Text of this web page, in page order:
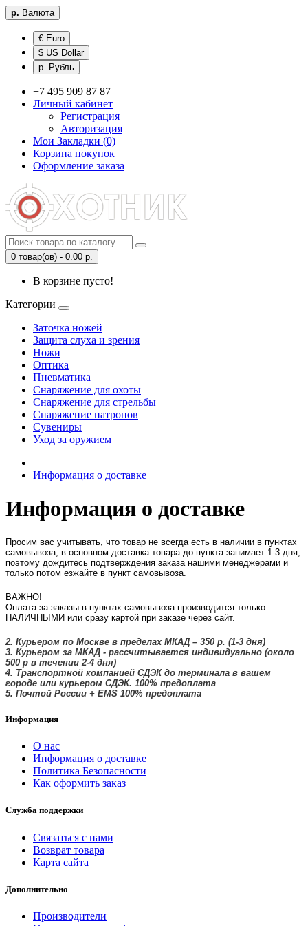
р. Валюта
€ Euro
$ US Dollar
р. Рубль
+7 495 909 87 87
Личный кабинет
Регистрация
Авторизация
Мои Закладки (0)
Корзина покупок
Оформление заказа
0 товар(ов) - 0.00 р.
В корзине пусто!
Категории
Заточка ножей
Защита слуха и зрения
Ножи
Оптика
Пневматика
Снаряжение для охоты
Снаряжение для стрельбы
Снаряжение патронов
Сувениры
Уход за оружием
Информация о доставке
Информация о доставке
Просим вас учитывать, что товар не всегда есть в наличии в пунктах
самовывоза, в основном доставка товара до пункта занимает 1-3 дня,
поэтому дождитесь подтверждения заказа нашими менеджерами и
только потом езжайте в пункт самовывоза.
ВАЖНО!
Оплата за заказы в пунктах самовывоза производится только
НАЛИЧНЫМИ или сразу картой при заказе через сайт.
2. Курьером по Москве в пределах МКАД – 350 р. (1-3 дня)
3. Курьером за МКАД - рассчитывается индивидуально (около
500 р в течении 2-4 дня)
4. Транспортной компанией СДЭК до терминала в вашем
городе или курьером СДЭК. 100% предоплата
5. Почтой России + EMS 100% предоплата
Информация
О нас
Информация о доставке
Политика Безопасности
Как оформить заказ
Служба поддержки
Связаться с нами
Возврат товара
Карта сайта
Дополнительно
Производители